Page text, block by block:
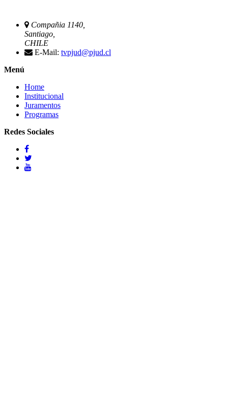
Compañia 1140,
Santiago,
CHILE
E-Mail: tvpjud@pjud.cl
Menú
Home
Institucional
Juramentos
Programas
Redes Sociales